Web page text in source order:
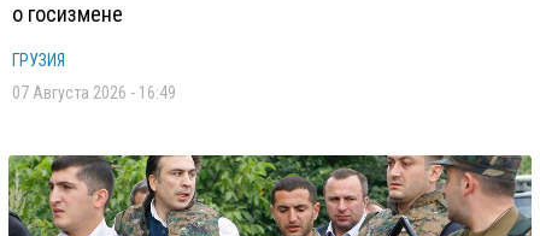
о госизмене
ГРУЗИЯ
07 Августа 2026 - 16:49